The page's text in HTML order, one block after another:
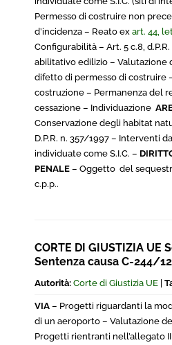
Permesso di costruire non
d’incidenza – Reato ex art. 44,
Configurabilità – Art. 5 c.8,
abilitativo edilizio – Valutazione
difetto di permesso di costruire
costruzione – Permanenza del
cessazione – Individuazione
Conservazione degli habitat
D.P.R. n. 357/1997 – Interventi
individuate come S.I.C. –
PENALE – Oggetto del
c.p.p..
CORTE DI GIUSTIZIA UE
Sentenza causa C-244/12
Autorità: Corte di Giustizia UE
VIA – Progetti riguardanti la
di un aeroporto – Valutazione
Progetti rientranti nell’allegato II